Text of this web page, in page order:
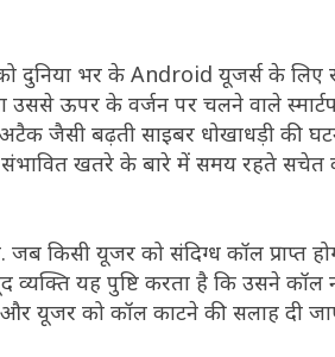
दुनिया भर के Android यूजर्स के लिए
ऊपर के वर्जन पर चलने वाले
जैसी बढ़ती साइबर धोखाधड़ी की
खतरे के बारे में समय रहते सचेत
यूजर को संदिग्ध कॉल प्राप्त
यह पुष्टि करता है कि उसने कॉल
और यूजर को कॉल काटने की सलाह दी